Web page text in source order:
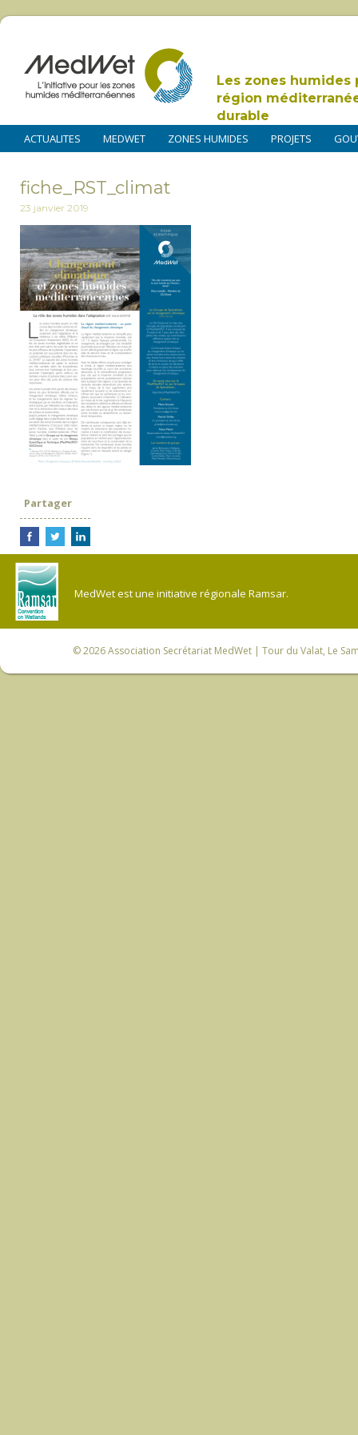
Les zones humides
région
durable
ACTUALITES MEDWET ZONES HUMIDES PROJETS
fiche_RST_climat
23 janvier 2019
Partager
MedWet est une initiative régionale Ramsar.
© 2026Association Secrétariat MedWet | Tour du Valat, Le